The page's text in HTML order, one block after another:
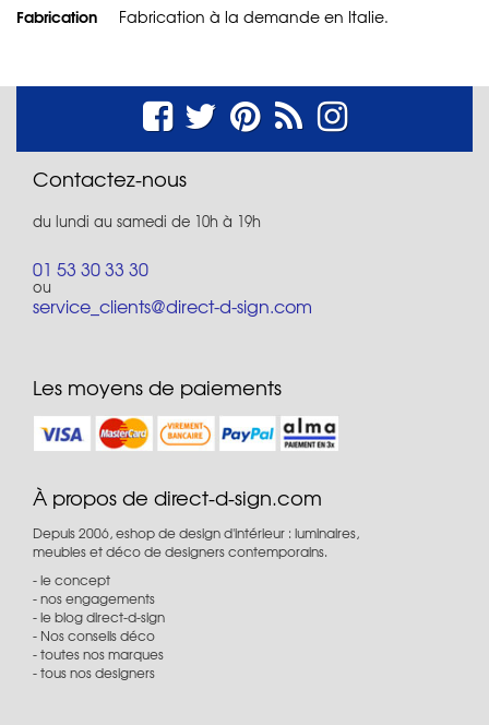
Fabrication Fabrication à la demande en Italie.
Contactez-nous
du lundi au samedi de 10h à 19h
01 53 30 33 30
ou
service_clients@direct-d-sign.com
Les moyens de paiements
À propos de direct-d-sign.com
Depuis 2006, eshop de design d'intérieur : luminaires,
meubles et déco de designers contemporains.
le concept
nos engagements
le blog direct-d-sign
Nos conseils déco
toutes nos marques
tous nos designers